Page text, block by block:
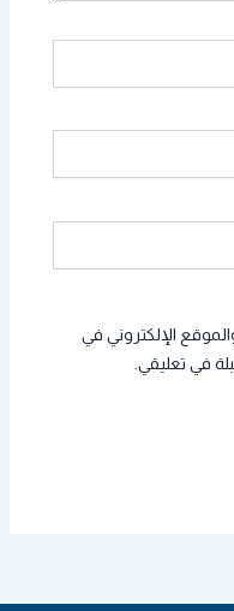
الإلكتروني في
في تعليقي.